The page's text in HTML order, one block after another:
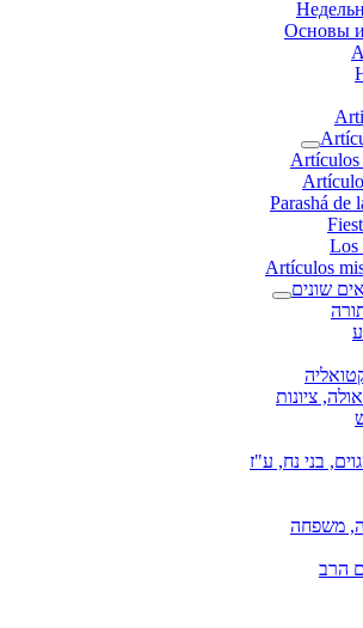
Основы
Artículos
Parashá de
Los
Artículos
שונים
ציונות
בני נח, ע"ז
משפחה
הרב